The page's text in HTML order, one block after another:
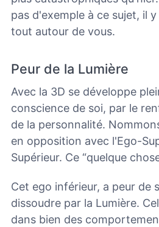
pas d'exemple à ce sujet, il
tout autour de vous.
Peur de la Lumière
Avec la 3D se développe
conscience de soi, par le
de la personnalité.
en opposition avec l'Ego-
Supérieur. Ce “quelque
Cet ego inférieur, a peur de
dissoudre par la Lumière.
dans bien des